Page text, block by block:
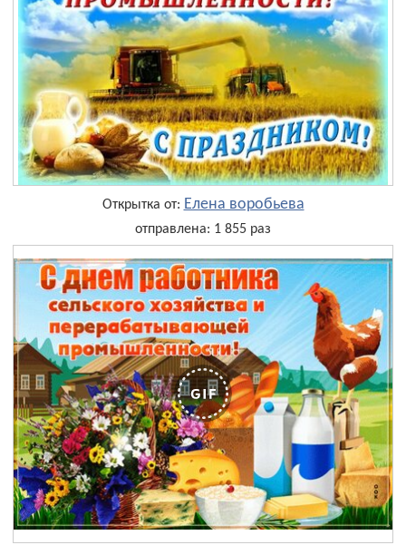
Открытка от: Елена воробьева
отправлена: 1 855 раз